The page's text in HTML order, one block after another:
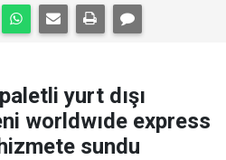
yurt dışı
worldwıde express
sundu